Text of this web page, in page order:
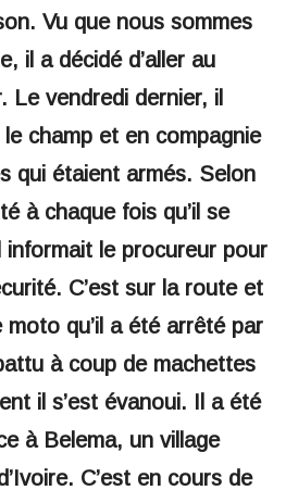
Vu que nous sommes
il a décidé d’aller au
Le vendredi dernier, il
champ et en compagnie
qui étaient armés. Selon
à chaque fois qu’il se
informait le procureur pour
C’est sur la route et
moto qu’il a été arrêté par
à coup de machettes
il s’est évanoui. Il a été
à Belema, un village
C’est en cours de